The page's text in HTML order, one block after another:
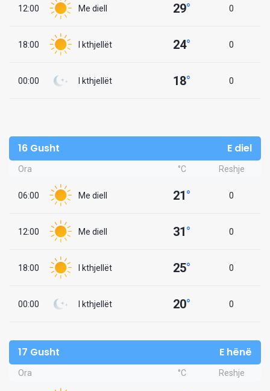
12:00 Me diell 29° 0
18:00 I kthjellët 24° 0
00:00 I kthjellët 18° 0
16 Gusht E diel
Ora °C Reshje
06:00 Me diell 21° 0
12:00 Me diell 31° 0
18:00 I kthjellët 25° 0
00:00 I kthjellët 20° 0
17 Gusht E hënë
Ora °C Reshje